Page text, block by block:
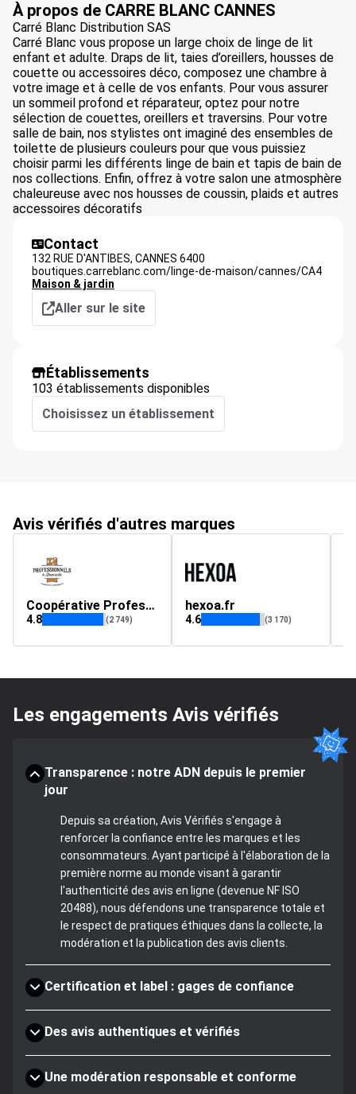
À propos de CARRE BLANC CANNES
Carré Blanc Distribution SAS
Carré Blanc vous propose un large choix de linge de lit
enfant et adulte. Draps de lit, taies d’oreillers, housses de
couette ou accessoires déco, composez une chambre à
votre image et à celle de vos enfants. Pour vous assurer
un sommeil profond et réparateur, optez pour notre
sélection de couettes, oreillers et traversins. Pour votre
salle de bain, nos stylistes ont imaginé des ensembles de
toilette de plusieurs couleurs pour que vous puissiez
choisir parmi les différents linge de bain et tapis de bain de
nos collections. Enfin, offrez à votre salon une atmosphère
chaleureuse avec nos housses de coussin, plaids et autres
accessoires décoratifs
Contact
132 RUE D'ANTIBES, CANNES 6400
boutiques.carreblanc.com/linge-de-maison/cannes/CA4
Maison & jardin
Aller sur le site
Établissements
103 établissements disponibles
Choisissez un établissement
Avis vérifiés d'autres marques
Coopérative Professionnels à Domicile
4.8 (2 749)
hexoa.fr
4.6 (3 170)
Les engagements Avis vérifiés
Transparence : notre ADN depuis le premier
jour
Depuis sa création, Avis Vérifiés s'engage à
renforcer la confiance entre les marques et les
consommateurs. Ayant participé à l'élaboration de la
première norme au monde visant à garantir
l'authenticité des avis en ligne (devenue NF ISO
20488), nous défendons une transparence totale et
le respect de pratiques éthiques dans la collecte, la
modération et la publication des avis clients.
Certification et label : gages de confiance
Des avis authentiques et vérifiés
Une modération responsable et conforme